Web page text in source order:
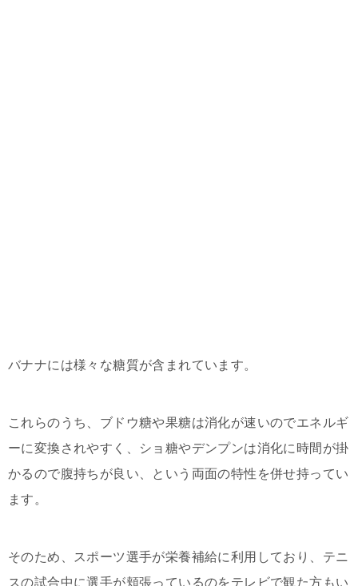
バナナには様々な糖質が含まれています。
これらのうち、ブドウ糖や果糖は消化が速いのでエネルギ
ーに変換されやすく、ショ糖やデンプンは消化に時間が掛
かるので腹持ちが良い、という両面の特性を併せ持ってい
ます。
そのため、スポーツ選手が栄養補給に利用しており、テニ
スの試合中に選手が頬張っているのをテレビで観た方もい